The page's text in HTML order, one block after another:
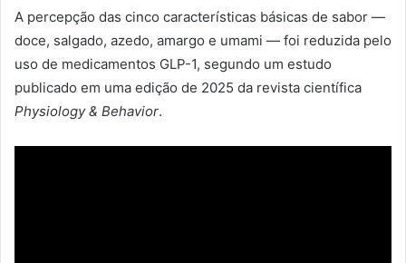
A percepção das cinco características básicas de sabor —
doce, salgado, azedo, amargo e umami — foi reduzida pelo
uso de medicamentos GLP-1, segundo um estudo
publicado em uma edição de 2025 da revista científica
Physiology & Behavior.